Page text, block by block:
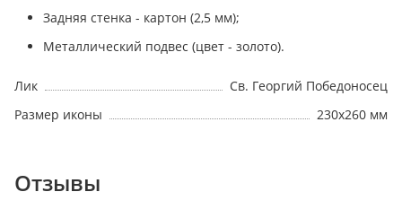
Задняя стенка - картон (2,5 мм);
Металлический подвес (цвет - золото).
Лик
Св. Георгий Победоносец
Размер иконы
230х260 мм
Отзывы